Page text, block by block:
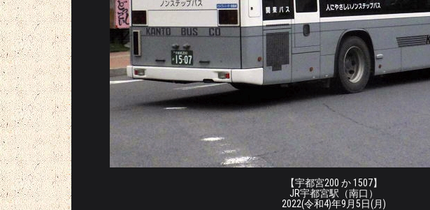
【宇都宮200 か 1507】
JR宇都宮駅（南口）
2022(令和4)年9月5日(月)